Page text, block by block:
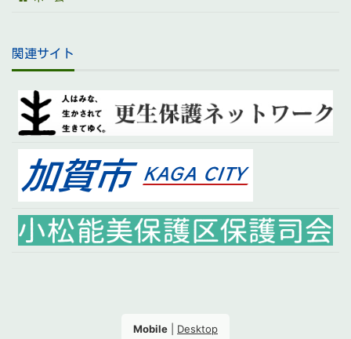
関連サイト
Mobile Desktop